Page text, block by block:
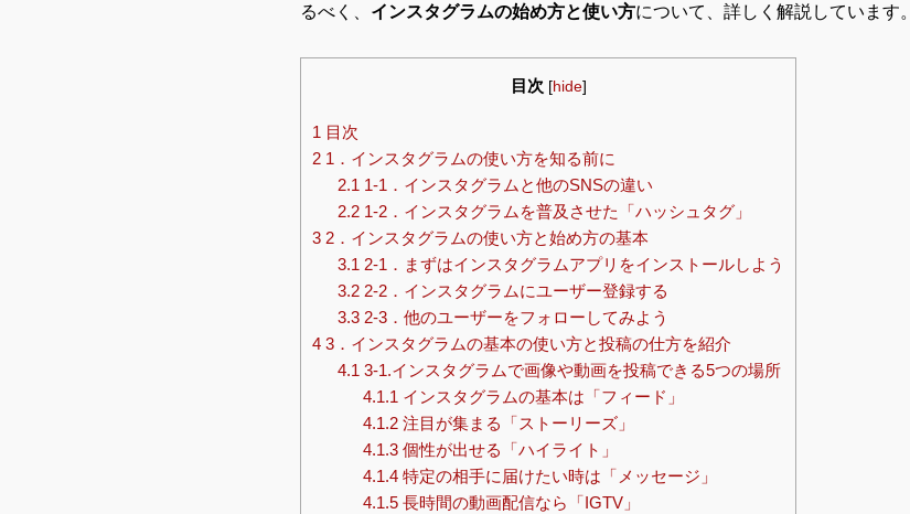
るべく、 インスタグラムの始め方と使い方について、詳しく解説しています。
目次 [hide]
1 目次
2 1．インスタグラムの使い方を知る前に
2.1 1-1．インスタグラムと他のSNSの違い
2.21-2．インスタグラムを普及させた「ハッシュタグ」
3 2．インスタグラムの使い方と始め方の基本
3.1 2-1．まずはインスタグラムアプリをインストールしよう
3.22-2．インスタグラムにユーザー登録する
3.32-3．他のユーザーをフォローしてみよう
4 3．インスタグラムの基本の使い方と投稿の仕方を紹介
4.1 3-1.インスタグラムで画像や動画を投稿できる5つの場所
4.1.1 インスタグラムの基本は「フィード」
4.1.2注目が集まる「ストーリーズ」
4.1.3個性が出せる「ハイライト」
4.1.4特定の相手に届けたい時は「メッセージ」
4.1.5長時間の動画配信なら「IGTV」